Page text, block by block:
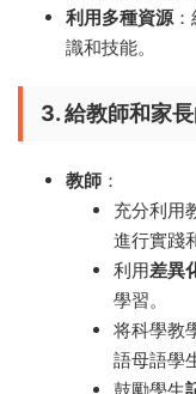
利用多種資源
識和技能。
3. 給教師和家
教師 ：
充分利用
進行實踐
利用差異
學習。
将科學教
語母語學
鼓勵學生